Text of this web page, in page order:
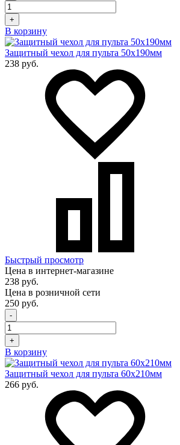
+
В корзину
Защитный чехол для пульта 50x190мм
238 руб.
Быстрый просмотр
Цена в интернет-магазине
238 руб.
Цена в розничной сети
250 руб.
-
+
В корзину
Защитный чехол для пульта 60x210мм
266 руб.